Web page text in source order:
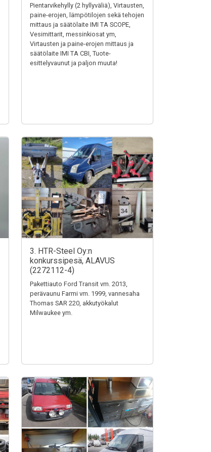
Pientarvikehylly (2 hyllyväliä), Virtausten,
paine-erojen, lämpötilojen sekä tehojen
mittaus ja säätölaite IMI TA SCOPE,
Vesimittarit, messinkiosat ym,
Virtausten ja paine-erojen mittaus ja
säätölaite IMI TA CBI, Tuote-
esittelyvaunut ja paljon muuta!
3. HTR-Steel Oy:n
konkurssipesä, ALAVUS
(2272112-4)
Pakettiauto Ford Transit vm. 2013,
perävaunu Farmi vm. 1999, vannesaha
Thomas SAR 220, akkutyökalut
Milwaukee ym.